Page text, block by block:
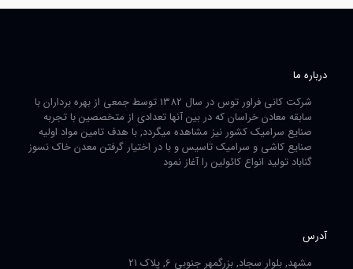
درباره ما
شرکت کانی فراور توس در سال 1382 توسط جمعی از بهره برداران با
سابقه معادن خراسان که در بین آنها تعدادی از متخصصین با تجربه
صنایع سرامیک کشور نیز مشاهده میگردد, با هدف تامین مواد اولیه
صنایع کاشی و سرامیک تاسیس و با در اختیار گرفتن معدن خاک نسوز
گناباد تولید انواع کائولین را آغاز نمود
آدرس
مشهد, بلوار سجاد, بزرگمهر جنوبی 6, پلاک 21